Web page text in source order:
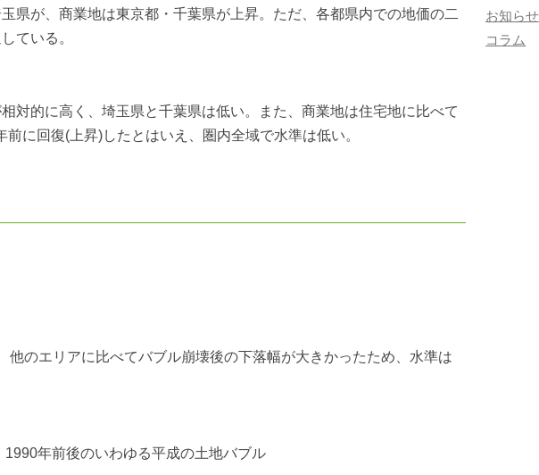
県が、商業地は東京都・千葉県が上昇。ただ、各都県内での地価の二
ている。
対的に高く、埼玉県と千葉県は低い。また、商業地は住宅地に比べて
に回復(上昇)したとはいえ、圏内全域で水準は低い。
のエリアに比べてバブル崩壊後の下落幅が大きかったため、水準は
年前後のいわゆる平成の土地バブル
お知らせ
コラム